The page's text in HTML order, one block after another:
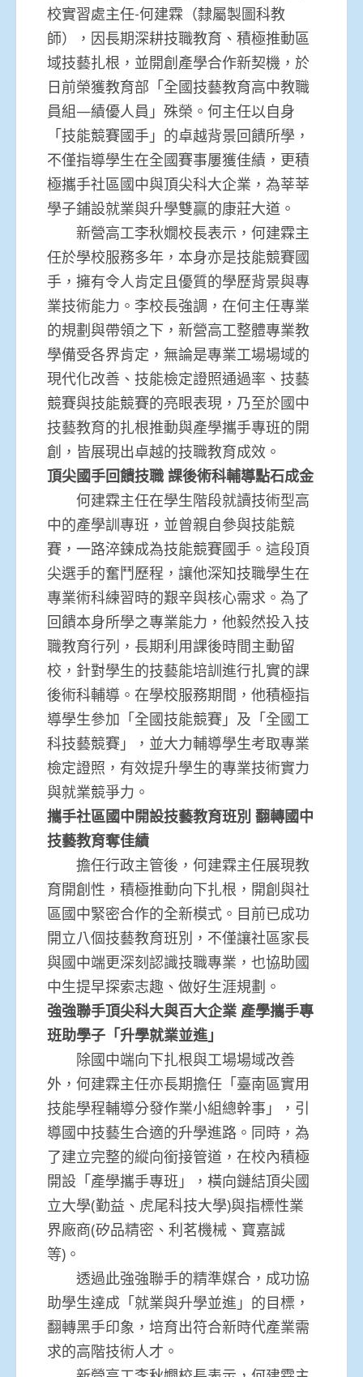
校實習處主任-何建霖（隸屬製圖科教
師），因長期深耕技職教育、積極推動區
域技藝扎根，並開創產學合作新契機，於
日前榮獲教育部「全國技藝教育高中教職
員組—績優人員」殊榮。何主任以自身
「技能競賽國手」的卓越背景回饋所學，
不僅指導學生在全國賽事屢獲佳績，更積
極攜手社區國中與頂尖科大企業，為莘莘
學子鋪設就業與升學雙贏的康莊大道。
新營高工李秋嫺校長表示，何建霖主
任於學校服務多年，本身亦是技能競賽國
手，擁有令人肯定且優質的學歷背景與專
業技術能力。李校長強調，在何主任專業
的規劃與帶領之下，新營高工整體專業教
學備受各界肯定，無論是專業工場場域的
現代化改善、技能檢定證照通過率、技藝
競賽與技能競賽的亮眼表現，乃至於國中
技藝教育的扎根推動與產學攜手專班的開
創，皆展現出卓越的技職教育成效。
頂尖國手回饋技職 課後術科輔導點石成金
何建霖主任在學生階段就讀技術型高
中的產學訓專班，並曾親自參與技能競
賽，一路淬鍊成為技能競賽國手。這段頂
尖選手的奮鬥歷程，讓他深知技職學生在
專業術科練習時的艱辛與核心需求。為了
回饋本身所學之專業能力，他毅然投入技
職教育行列，長期利用課後時間主動留
校，針對學生的技藝能培訓進行扎實的課
後術科輔導。在學校服務期間，他積極指
導學生參加「全國技能競賽」及「全國工
科技藝競賽」，並大力輔導學生考取專業
檢定證照，有效提升學生的專業技術實力
與就業競爭力。
攜手社區國中開設技藝教育班別 翻轉國中
技藝教育奪佳績
擔任行政主管後，何建霖主任展現教
育開創性，積極推動向下扎根，開創與社
區國中緊密合作的全新模式。目前已成功
開立八個技藝教育班別，不僅讓社區家長
與國中端更深刻認識技職專業，也協助國
中生提早探索志趣、做好生涯規劃。
強強聯手頂尖科大與百大企業 產學攜手專
班助學子「升學就業並進」
除國中端向下扎根與工場場域改善
外，何建霖主任亦長期擔任「臺南區實用
技能學程輔導分發作業小組總幹事」，引
導國中技藝生合適的升學進路。同時，為
了建立完整的縱向銜接管道，在校內積極
開設「產學攜手專班」，橫向鏈結頂尖國
立大學(勤益、虎尾科技大學)與指標性業
界廠商(矽品精密、利茗機械、寶嘉誠
等)。
透過此強強聯手的精準媒合，成功協
助學生達成「就業與升學並進」的目標，
翻轉黑手印象，培育出符合新時代產業需
求的高階技術人才。